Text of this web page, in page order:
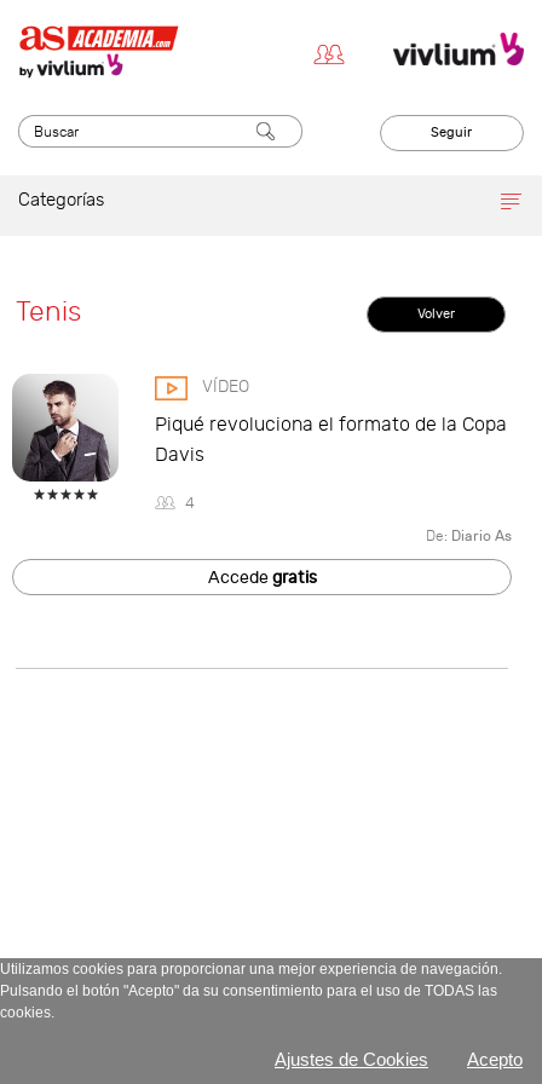
Seguir
Categorías
Tenis Volver
VÍDEO
Piqué revoluciona el formato de la Copa
Davis
4
De: Diario As
Accedegratis
Utilizamos cookies para proporcionar una mejor experiencia de navegación.
Pulsando el botón "Acepto" da su consentimiento para el uso de TODAS las
cookies.
Ajustes de Cookies Acepto